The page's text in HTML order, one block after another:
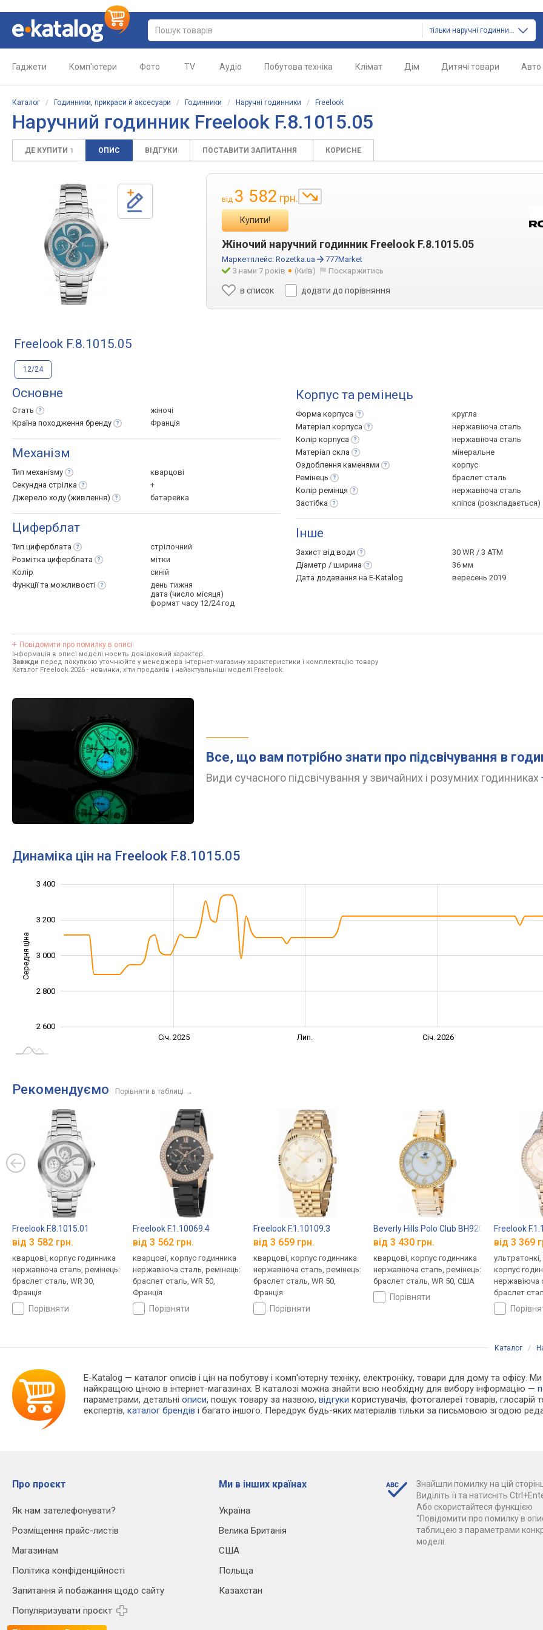
тільки наручні годинники
Гаджети Комп'ютери Фото TV Аудіо Побутова техніка Клімат Дім Дитячі товари Авто
Каталог / Годинники, прикраси й аксесуари / Годинники / Наручні годинники / Freelook
Наручний годинник Freelook F.8.1015.05
ДЕ КУПИТИ 1 ОПИС ВІДГУКИ ПОСТАВИТИ ЗАПИТАННЯ КОРИСНЕ
від 3 582 грн.
Купити!
Жіночий наручний годинник Freelook F.8.1015.05
Маркетплейс: Rozetka.ua
777Market
З нами 7 років
(Київ) Поскаржитись
в список додати до порівняння
Freelook F.8.1015.05
12/24
Основне
Стать
жіночі
Країна походження бренду Франція
Механізм
Тип механізму
кварцові
Секундна стрілка
+
Джерело ходу (живлення) батарейка
Циферблат
Тип циферблата
стрілочний
Розмітка циферблата
мітки
Колір
синій
Функції та можливості
день тижня
дата (число місяця)
формат часу 12/24 год
Корпус та ремінець
Форма корпуса
кругла
Матеріал корпуса
нержавіюча сталь
Колір корпуса
нержавіюча сталь
Матеріал скла
мінеральне
Оздоблення каменями
корпус
Ремінець
браслет сталь
Колір ремінця
нержавіюча сталь
Застібка
кліпса (розкладається)
Інше
Захист від води
30 WR / 3 ATM
Діаметр / ширина
36 мм
Дата додавання на E-Katalog
вересень 2019
Повідомити про помилку в описі
Інформація в описі моделі носить довідковий характер.
Завжди перед покупкою уточнюйте у менеджера інтернет-магазину характеристики і комплектацію товару
Каталог Freelook 2026 - новинки, хіти продажів і найактуальніші моделі Freelook.
Все, що вам потрібно знати про підсвічування в
Види сучасного підсвічування у звичайних і розумних годинниках
Динаміка цін на Freelook F.8.1015.05
Середня ціна 2 600
2 600
2 800
3 000
3 200
3 400
Січ. 2025 Лип. Січ. 2026
Рекомендуємо Порівняти в таблиці →
Freelook F.8.1015.01
від 3 582 грн.
кварцові, корпус годинника
нержавіюча сталь, ремінець:
браслет сталь, WR 30,
Франція
порівняти
Freelook F.1.10069.4
від 3 562 грн.
кварцові, корпус годинника
нержавіюча сталь, ремінець:
браслет сталь, WR 50,
Франція
порівняти
Freelook F.1.10109.3
від 3 659 грн.
кварцові, корпус годинника
нержавіюча сталь, ремінець:
браслет сталь, WR 50,
Франція
порівняти
Beverly Hills Polo Club BH9201-04
від 3 430 грн.
кварцові, корпус годинника
нержавіюча сталь, ремінець:
браслет сталь, WR 50, США
порівняти
Freelook
від 3 369
корпус
нержавіюча
браслет
Франція
Каталог /
E-Katalog — каталог описів і цін на побутову і комп'ютерну техніку, електроніку, товари для дому та офісу.
найкращою ціною в інтернет-магазинах. В каталозі можна знайти всю необхідну для вибору інформацію —
параметрами, детальніописи, пошук товару за назвою,відгуки користувачів, фотогалереї товарів, глосарій
експертів,каталог брендів і багато іншого. Передрук будь-яких матеріалів тільки за письмовою згодою
Про проєкт
Як нам зателефонувати?
Розміщення прайс-листів
Магазинам
Політика конфіденційності
Запитання й побажання щодо сайту
Популяризувати проєкт
Ми в інших країнах
Україна
Велика Британія
США
Польща
Казахстан
Знайшли помилку на цій
Виділіть її та натисніть
Або скористайтеся функцією
"Повідомити про помилку в
таблицею з параметрами
моделі.